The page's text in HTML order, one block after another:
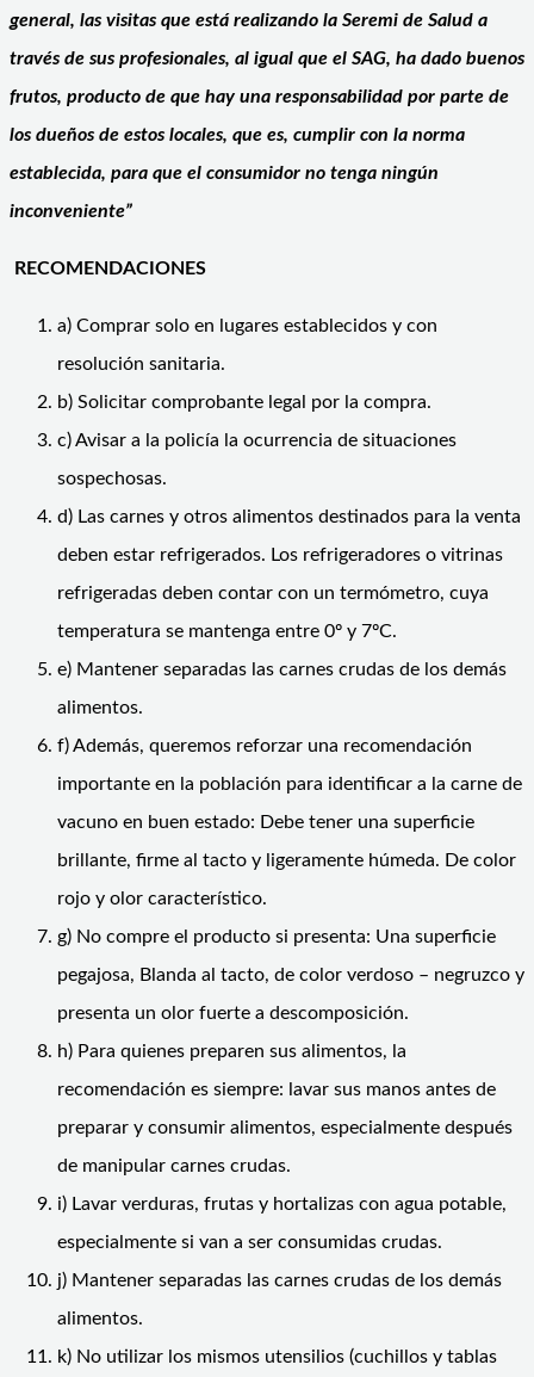
general, las visitas que está realizando la Seremi de Salud a
través de sus profesionales, al igual que el SAG, ha dado buenos
frutos, producto de que hay una responsabilidad por parte de
los dueños de estos locales, que es, cumplir con la norma
establecida, para que el consumidor no tenga ningún
inconveniente”
RECOMENDACIONES
a) Comprar solo en lugares establecidos y con
resolución sanitaria.
b) Solicitar comprobante legal por la compra.
c) Avisar a la policía la ocurrencia de situaciones
sospechosas.
d) Las carnes y otros alimentos destinados para la venta
deben estar refrigerados. Los refrigeradores o vitrinas
refrigeradas deben contar con un termómetro, cuya
temperatura se mantenga entre 0º y 7ºC.
e) Mantener separadas las carnes crudas de los demás
alimentos.
f) Además, queremos reforzar una recomendación
importante en la población para identificar a la carne de
vacuno en buen estado: Debe tener una superficie
brillante, firme al tacto y ligeramente húmeda. De color
rojo y olor característico.
g) No compre el producto si presenta: Una superficie
pegajosa, Blanda al tacto, de color verdoso – negruzco y
presenta un olor fuerte a descomposición.
h) Para quienes preparen sus alimentos, la
recomendación es siempre: lavar sus manos antes de
preparar y consumir alimentos, especialmente después
de manipular carnes crudas.
i) Lavar verduras, frutas y hortalizas con agua potable,
especialmente si van a ser consumidas crudas.
j) Mantener separadas las carnes crudas de los demás
alimentos.
k) No utilizar los mismos utensilios (cuchillos y tablas